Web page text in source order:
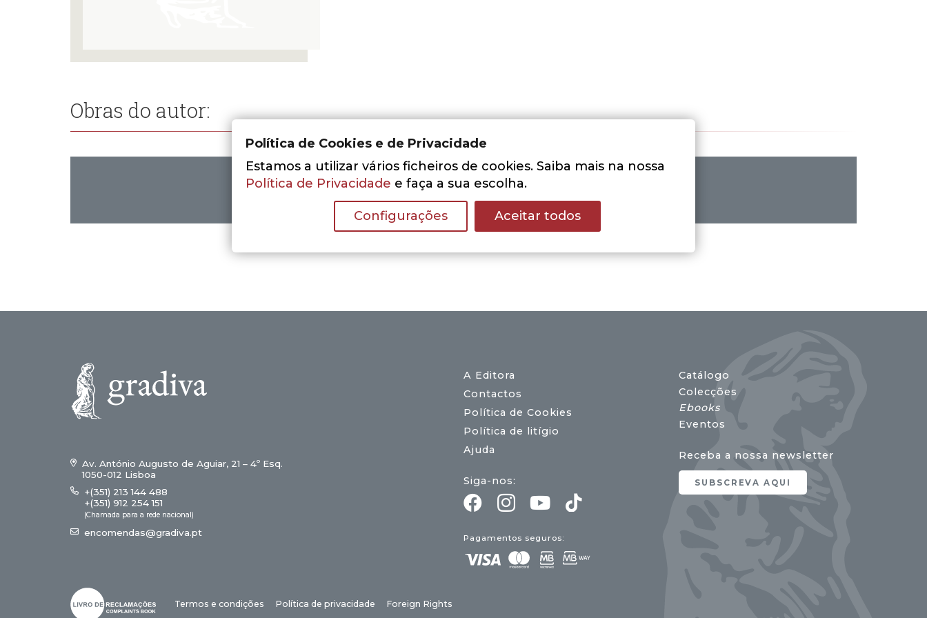
Obras do autor:
Nenhum resultado encontrado.
Av. António Augusto de Aguiar, 21 – 4º Esq.
1050-012 Lisboa
+(351) 213 144 488
+(351) 912 254 151
(Chamada para a rede nacional)
encomendas@gradiva.pt
A Editora
Contactos
Política de Cookies
Política de litígio
Ajuda
Siga-nos:
Pagamentos seguros:
Catálogo
Colecções
Ebooks
Eventos
Receba a nossa newsletter
SUBSCREVA AQUI
Termos e condições Política de privacidade Foreign Rights
Política de Cookies e de Privacidade
Estamos a utilizar vários ficheiros de cookies. Saiba mais na nossa
Política de Privacidade e faça a sua escolha.
Configurações Aceitar todos